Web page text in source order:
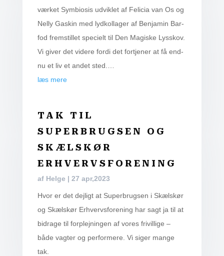
vær­ket Sym­bio­sis udvik­let af Feli­cia van Os og
Nel­ly Gaskin med lyd­kol­la­ger af Benja­min Bar­
fod frem­stil­let spe­ci­elt til Den Magi­ske Lys­skov.
Vi giver det vide­re for­di det fortje­ner at få end­
nu et liv et andet sted.…
læs mere
TAK TIL
SUPERBRUGSEN OG
SKÆLSKØR
ERHVERVSFORENING
af Helge | 27 apr,2023
Hvor er det dej­ligt at Super­brugs­en i Skæls­kør
og Skæls­kør Erhvervs­for­e­ning har sagt ja til at
bidra­ge til for­plej­nin­gen af vores fri­vil­li­ge –
både vag­ter og per­for­me­re. Vi siger man­ge
tak.